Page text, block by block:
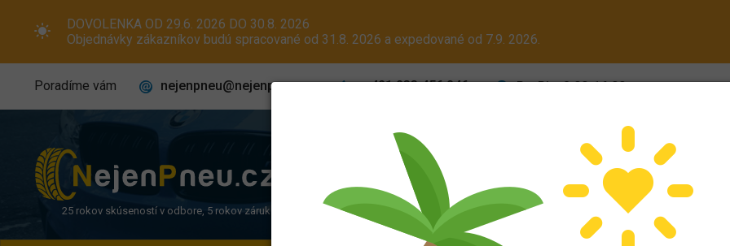
DOVOLENKA OD 29.6. 2026 DO 30.8. 2026
Objednávky zákazníkov budú spracované od 31.8. 2026 a expedované od 7.9. 2026.
Poradíme vám nejenpneu@nejenpneu.cz +421 233 456 846 Po-Pia: 8:00-16:00
25 rokov skúseností v odbore, 5 rokov záruka